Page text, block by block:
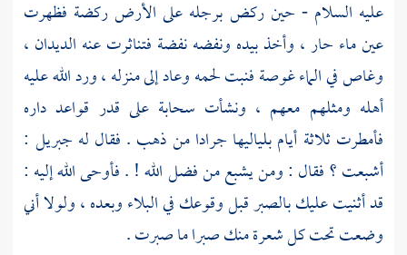
عليه السلام - حين ركض برجله على الأرض ركضة فظهرت
عين ماء حار ، وأخذ بيده ونفضه نفضة فتناثرت عنه الديدان ،
وغاص في الماء غوصة فنبت لحمه وعاد إلى منزله ، ورد الله عليه
أهله ومثلهم معهم ، ونشأت سحابة على قدر قواعد داره
فأمطرت ثلاثة أيام بلياليها جرادا من ذهب . فقال له جبريل :
أشبعت ؟ فقال : ومن يشبع من فضل الله ! . فأوحى الله إليه :
قد أثنيت عليك بالصبر قبل وقوعك في البلاء وبعده ، ولولا أني
وضعت تحت كل شعرة منك صبرا ما صبرت .